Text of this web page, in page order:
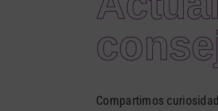
Compartimos